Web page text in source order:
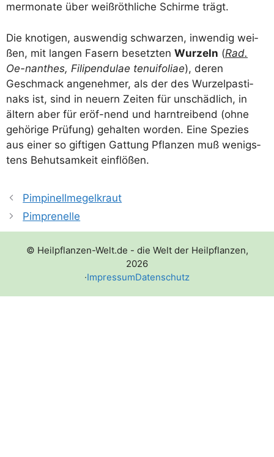
mer­mo­na­te über weiß­röth­li­che Schir­me trägt.
Die kno­ti­gen, aus­wen­dig schwar­zen, inwen­dig wei­
ßen, mit lan­gen Fasern besetz­ten Wur­zeln (Rad.
Oe-nan­thes, Fili­pen­du­lae tenui­fo­li­ae), deren
Geschmack ange­neh­mer, als der des Wur­zel­pas­ti­
naks ist, sind in neu­ern Zei­ten für unschäd­lich, in
ältern aber für eröf-nend und harn­trei­bend (ohne
gehö­ri­ge Prü­fung) gehal­ten wor­den. Eine Spe­zi­es
aus einer so gif­ti­gen Gat­tung Pflan­zen muß wenigs­
tens Behut­sam­keit einflößen.
Pimpinellmegelkraut
Pimprenelle
© Heilpflanzen-Welt.de - die Welt der Heilpflanzen,
2026
·ImpressumDatenschutz